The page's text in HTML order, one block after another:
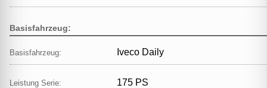
Basisfahrzeug:
Basisfahrzeug: Iveco Daily
Leistung Serie: 175 PS